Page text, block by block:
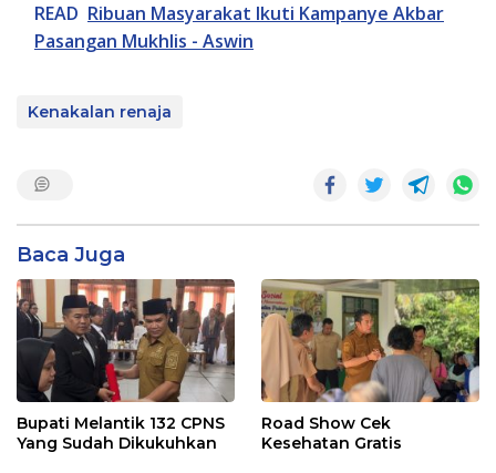
READ Ribuan Masyarakat Ikuti Kampanye Akbar
Pasangan Mukhlis - Aswin
Kenakalan renaja
Baca Juga
Bupati Melantik 132 CPNS
Yang Sudah Dikukuhkan
Road Show Cek
Kesehatan Gratis